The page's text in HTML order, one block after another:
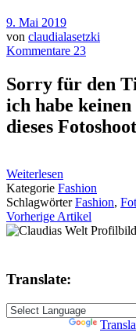
9. Mai 2019
von claudialasetzki
Kommentare 23
Sorry für den
ich habe keinen
dieses
Weiterlesen
Kategorie Fashion
SchlagwörterFashion,
Vorherige Artikel
Translate: